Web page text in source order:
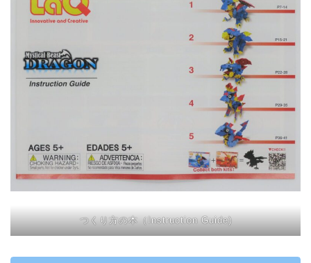
つくり方の本（Instruction Guide)